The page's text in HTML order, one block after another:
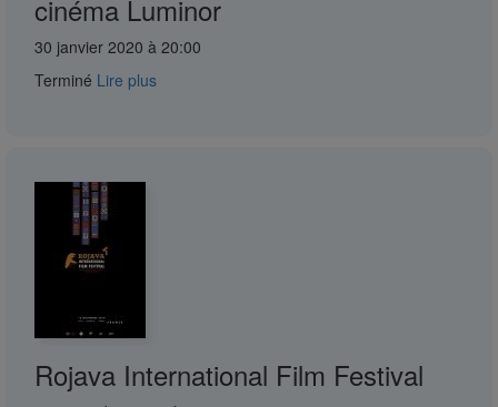
cinéma Luminor
30 janvier 2020 à 20:00
Terminé Lire plus
Rojava International Film Festival